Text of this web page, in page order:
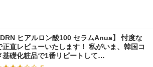
ヒアルロン酸100 セラムAnua】 忖度な
正直レビューいたします！ 私がいま、韓国コ
基礎化粧品で1番リピートして…